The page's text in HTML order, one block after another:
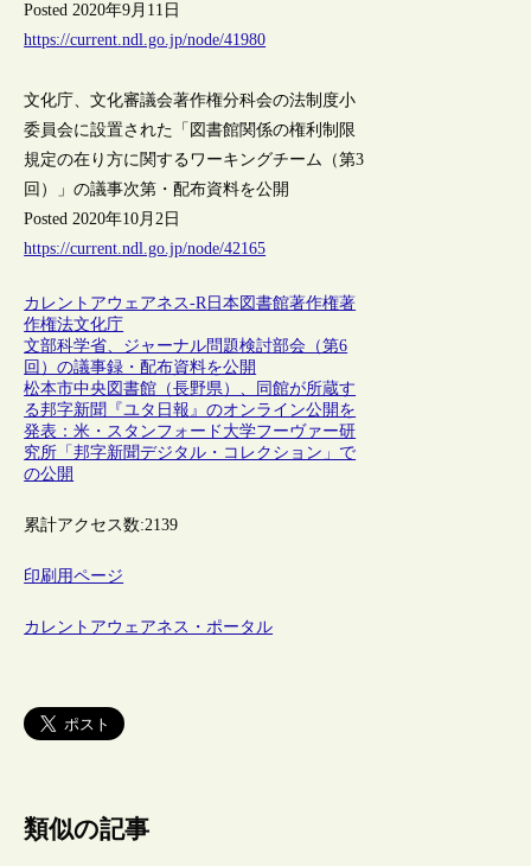
Posted 2020年9月11日
https://current.ndl.go.jp/node/41980
文化庁、文化審議会著作権分科会の法制度小
委員会に設置された「図書館関係の権利制限
規定の在り方に関するワーキングチーム（第3
回）」の議事次第・配布資料を公開
Posted 2020年10月2日
https://current.ndl.go.jp/node/42165
カレントアウェアネス-R 日本 図書館著作権著
作権法文化庁
文部科学省、ジャーナル問題検討部会（第6
回）の議事録・配布資料を公開
松本市中央図書館（長野県）、同館が所蔵す
る邦字新聞『ユタ日報』のオンライン公開を
発表：米・スタンフォード大学フーヴァー研
究所「邦字新聞デジタル・コレクション」で
の公開
累計アクセス数:2139
印刷用ページ
カレントアウェアネス・ポータル
類似の記事